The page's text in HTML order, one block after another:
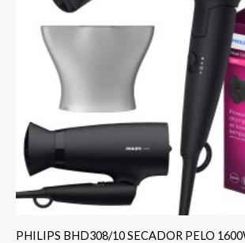
PHILIPS BHD308/10 SECADOR PELO